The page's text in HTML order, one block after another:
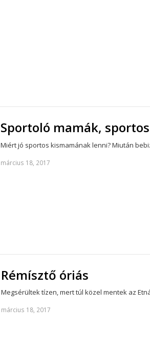
Sportoló mamák,
Miért jó sportos kismamának lenni? Miután
március 18, 2017
Rémísztő óriás
Megsérültek tízen, mert túl közel mentek az
március 18, 2017